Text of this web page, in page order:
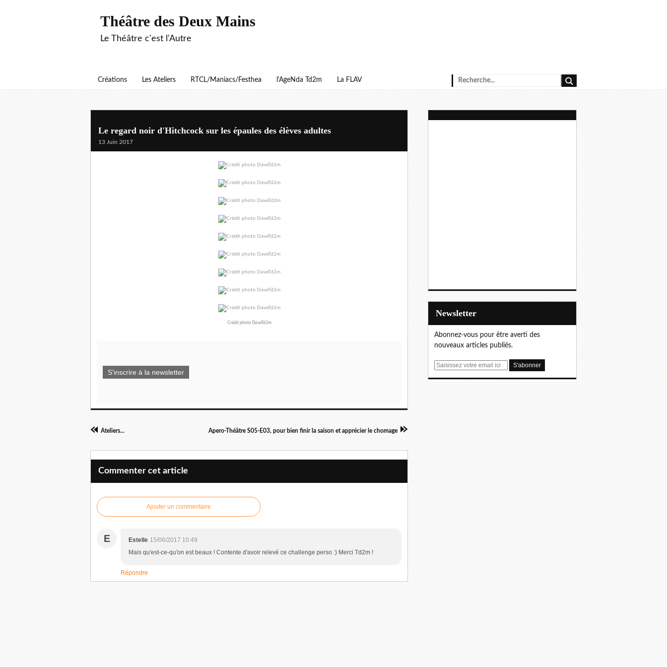
Théâtre des Deux Mains
Le Théâtre c'est l'Autre
Créations Les Ateliers RTCL/Maniacs/Festhea l'AgeNda Td2m La FLAV
Le regard noir d'Hitchcock sur les épaules des élèves adultes
13 Juin 2017
Crédit photo DaveTd2m
S'inscrire à la newsletter
Ateliers... Apero-Théâtre S05-E03, pour bien finir la saison et apprécier le chomage
Commenter cet article
Ajouter un commentaire
E Estelle 15/06/2017 10:49
Mais qu'est-ce-qu'on est beaux ! Contente d'avoir relevé ce challenge perso :) Merci Td2m !
Répondre
Newsletter
Abonnez-vous pour être averti des
nouveaux articles publiés.
E